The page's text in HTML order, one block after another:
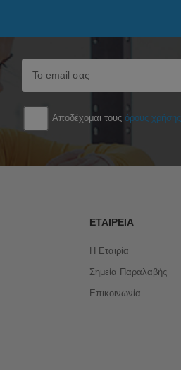
Αποδέχομαι τουςόρους χρήσης
ΕΤΑΙΡΕΊΑ
Η Εταιρία
Σημεία Παραλαβής
Επικοινωνία